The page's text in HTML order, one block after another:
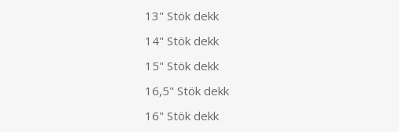
13" Stök dekk
14" Stök dekk
15" Stök dekk
16,5" Stök dekk
16" Stök dekk